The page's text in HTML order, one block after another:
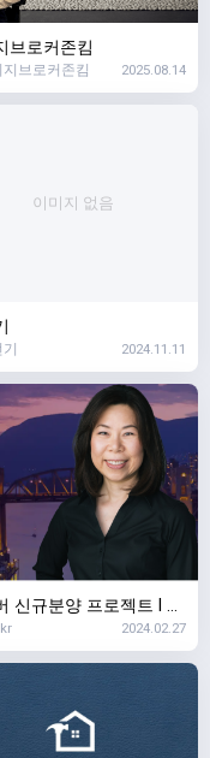
브로커존킴
브로커존킴 2025.08.14
이미지 없음
2024.11.11
신규분양 프로젝트 l 리
니스 리
2024.02.27